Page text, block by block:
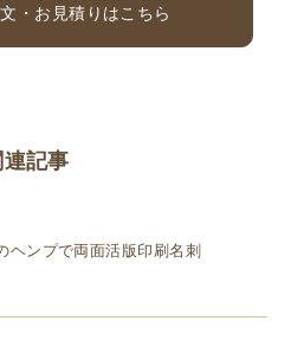
・お見積りはこちら
連記事
ヘンプで両面活版印刷名刺